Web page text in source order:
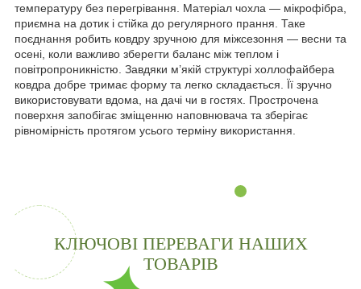
температуру без перегрівання. Матеріал чохла — мікрофібра,
приємна на дотик і стійка до регулярного прання. Таке
поєднання робить ковдру зручною для міжсезоння — весни та
осені, коли важливо зберегти баланс між теплом і
повітропроникністю. Завдяки м’якій структурі холлофайбера
ковдра добре тримає форму та легко складається. Її зручно
використовувати вдома, на дачі чи в гостях. Прострочена
поверхня запобігає зміщенню наповнювача та зберігає
рівномірність протягом усього терміну використання.
КЛЮЧОВІ ПЕРЕВАГИ НАШИХ
ТОВАРІВ